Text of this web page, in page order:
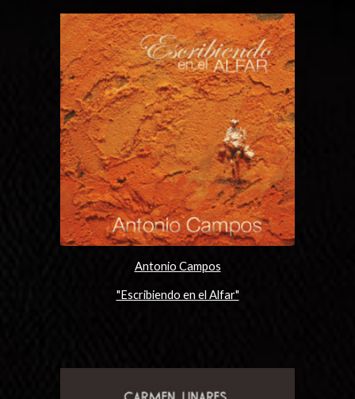
Antonio Campos
"Escribiendo en el Alfar"